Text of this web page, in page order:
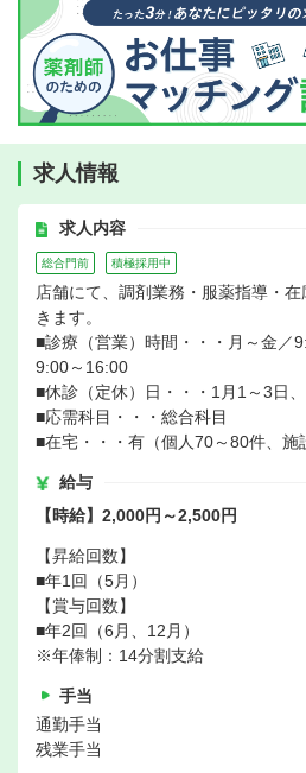
求人情報
求人内容
総合門前 積極採用中
店舗にて、調剤業務・服薬指導・
きます。
■診療（営業）時間・・・月～金／
9:00～16:00
■休診（定休）日・・・1月1～3日
■応需科目・・・総合科目
■在宅・・・有（個人70～80件、施
給与
【時給】2,000円～2,500円
【昇給回数】
■年1回（5月）
【賞与回数】
■年2回（6月、12月）
※年俸制：14分割支給
手当
通勤手当
残業手当